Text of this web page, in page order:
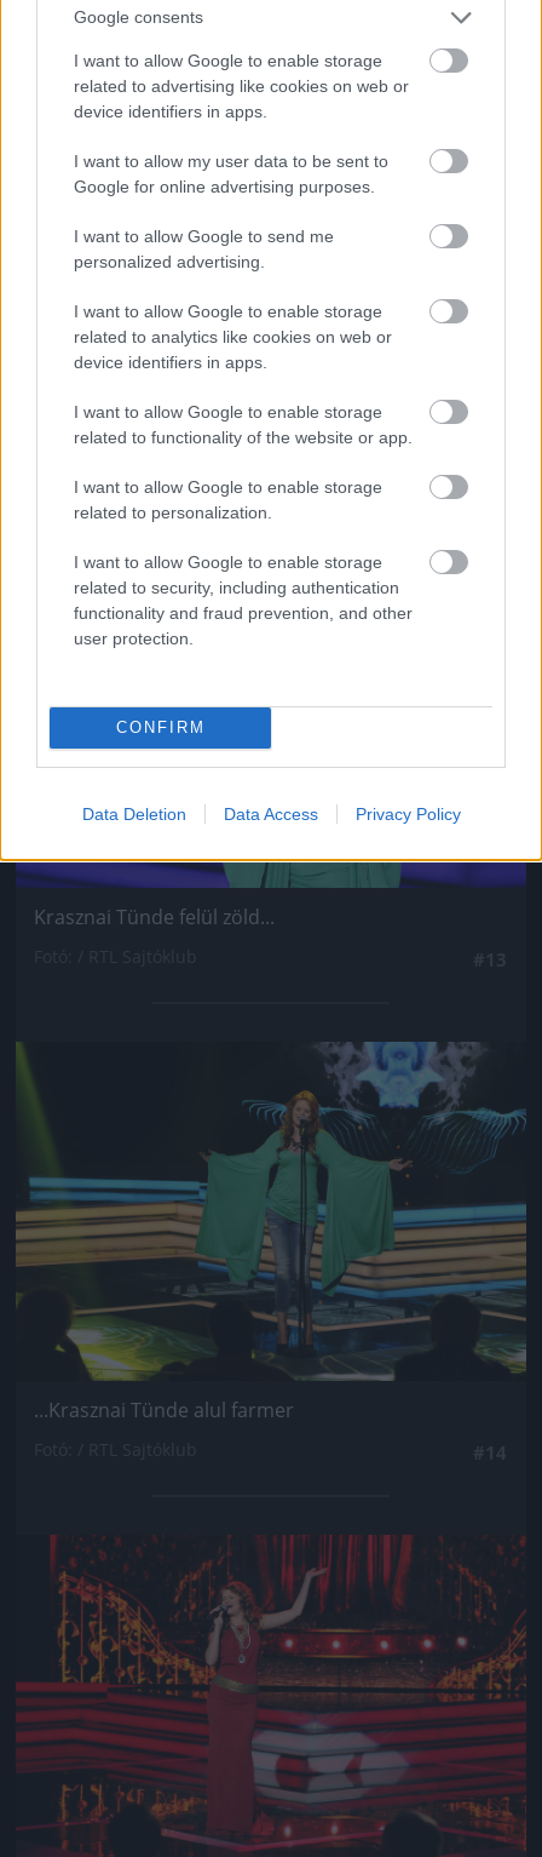
Google consents
I want to allow Google to enable storage
related to advertising like cookies on web or
device identifiers in apps.
I want to allow my user data to be sent to
Google for online advertising purposes.
I want to allow Google to send me
personalized advertising.
I want to allow Google to enable storage
related to analytics like cookies on web or
device identifiers in apps.
I want to allow Google to enable storage
related to functionality of the website or app.
I want to allow Google to enable storage
related to personalization.
I want to allow Google to enable storage
related to security, including authentication
functionality and fraud prevention, and other
user protection.
CONFIRM
Data Deletion Data Access Privacy Policy
Jön még kép!
Danics Dóra fekete estélyiben
Jön még kép!
Krasznai Tünde felül zöld...
Jön még kép!
...Krasznai Tünde alul farmer
Jön még kép!